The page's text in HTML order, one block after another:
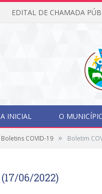
INICIAL O
Boletins COVID-19 » Boletim
06/2022)